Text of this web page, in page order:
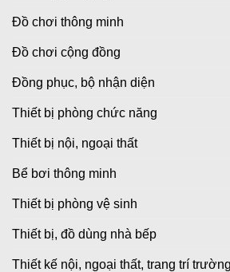
Đồ chơi thông minh
Đồ chơi cộng đồng
Đồng phục, bộ nhận diện
Thiết bị phòng chức năng
Thiết bị nội, ngoại thất
Bể bơi thông minh
Thiết bị phòng vệ sinh
Thiết bị, đồ dùng nhà bếp
Thiết kế nội, ngoại thất, trang trí